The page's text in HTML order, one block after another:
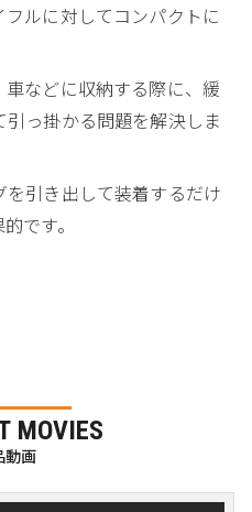
ルに対してコンパクトに
などに収納する際に、緩
っ掛かる問題を解決しま
引き出して装着するだけ
です。
MOVIES
動画